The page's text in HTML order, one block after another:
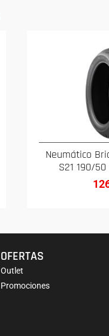
Neumático
S21 190/50
OFERTAS
Outlet
Promociones